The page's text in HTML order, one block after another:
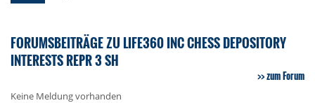
FORUMSBEITRÄGE ZU LIFE360 INC CHESS DEPOSITORY
INTERESTS REPR 3 SH
zum Forum
Keine Meldung vorhanden